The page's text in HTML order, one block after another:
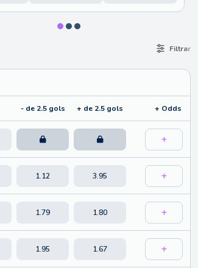
Filtrar
- de 2.5 gols + de 2.5 gols + Odds
1.12 3.95
1.79 1.80
1.95 1.67